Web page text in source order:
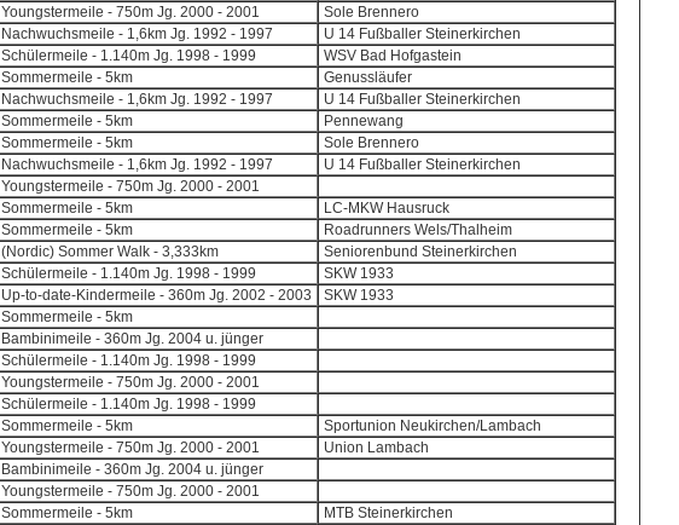
Youngstermeile - 750m Jg. 2000 - 2001
Sole Brennero
Nachwuchsmeile - 1,6km Jg. 1992 - 1997
U 14 Fußballer Steinerkirchen
Schülermeile - 1.140m Jg. 1998 - 1999
WSV Bad Hofgastein
Sommermeile - 5km
Genussläufer
Nachwuchsmeile - 1,6km Jg. 1992 - 1997
U 14 Fußballer Steinerkirchen
Sommermeile - 5km
Pennewang
Sommermeile - 5km
Sole Brennero
Nachwuchsmeile - 1,6km Jg. 1992 - 1997
U 14 Fußballer Steinerkirchen
Youngstermeile - 750m Jg. 2000 - 2001
Sommermeile - 5km
LC-MKW Hausruck
Sommermeile - 5km
Roadrunners Wels/Thalheim
(Nordic) Sommer Walk - 3,333km
Seniorenbund Steinerkirchen
Schülermeile - 1.140m Jg. 1998 - 1999
SKW 1933
Up-to-date-Kindermeile - 360m Jg. 2002 - 2003
SKW 1933
Sommermeile - 5km
Bambinimeile - 360m Jg. 2004 u. jünger
Schülermeile - 1.140m Jg. 1998 - 1999
Youngstermeile - 750m Jg. 2000 - 2001
Schülermeile - 1.140m Jg. 1998 - 1999
Sommermeile - 5km
Sportunion Neukirchen/Lambach
Youngstermeile - 750m Jg. 2000 - 2001
Union Lambach
Bambinimeile - 360m Jg. 2004 u. jünger
Youngstermeile - 750m Jg. 2000 - 2001
Sommermeile - 5km
MTB Steinerkirchen